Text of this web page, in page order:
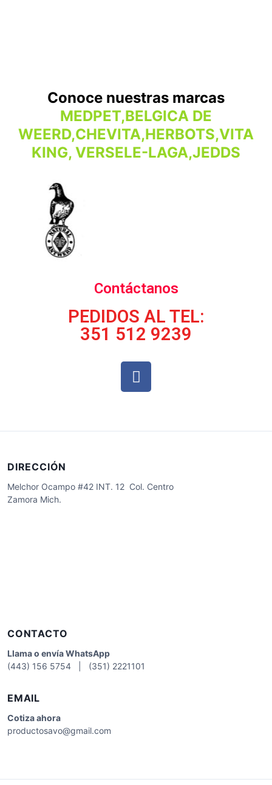
Conoce nuestras marcas
MEDPET,BELGICA DE
WEERD,CHEVITA,HERBOTS,VITA
KING, VERSELE-LAGA,JEDDS
Contáctanos
PEDIDOS AL TEL:
351 512 9239
DIRECCIÓN
Melchor Ocampo #42 INT. 12 Col. Centro
Zamora Mich.
CONTACTO
Llama o envía WhatsApp
(443) 156 5754 | (351) 2221101
EMAIL
Cotizaahora
productosavo@gmail.com